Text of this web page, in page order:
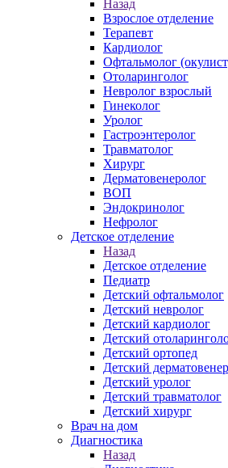
Назад
Взрослое отделение
Терапевт
Кардиолог
Офтальмолог
Отоларинголог
Невролог взрослый
Гинеколог
Уролог
Гастроэнтеролог
Травматолог
Хирург
Дерматовенеролог
ВОП
Эндокринолог
Нефролог
Детское отделение
Назад
Детское отделение
Педиатр
Детский офтальмолог
Детский невролог
Детский кардиолог
Детский
Детский ортопед
Детский
Детский уролог
Детский травматолог
Детский хирург
Врач на дом
Диагностика
Назад